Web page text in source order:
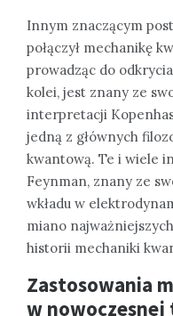
Innym znaczącym
połączył mechanikę
prowadząc do
kolei, jest znany ze
interpretacji
jedną z głównych
kwantową. Te i wiele
Feynman, znany ze
wkładu w
miano
historii mechaniki
Zastosowania
w